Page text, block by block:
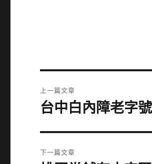
章
上一篇文章
上
篇
文
章:
台中白內障老字
下一篇文章